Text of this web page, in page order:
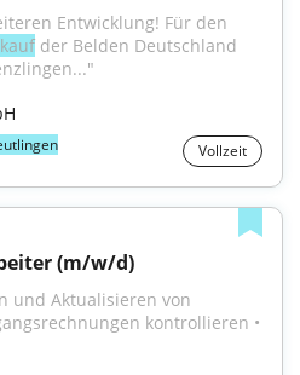
Entwicklung! Für den
der Belden Deutschland
Vollzeit
(m/w/d)
und Aktualisieren von